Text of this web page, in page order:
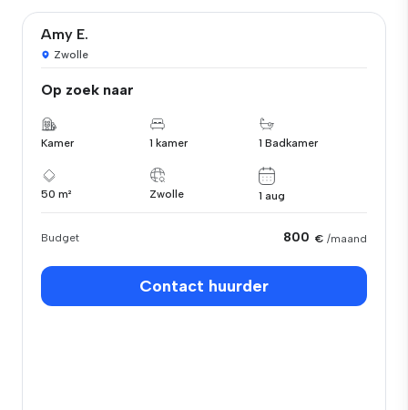
Amy E.
Zwolle
Op zoek naar
Kamer 1 kamer 1 Badkamer
50 m² Zwolle 1 aug
Budget 800 € /maand
Contact huurder